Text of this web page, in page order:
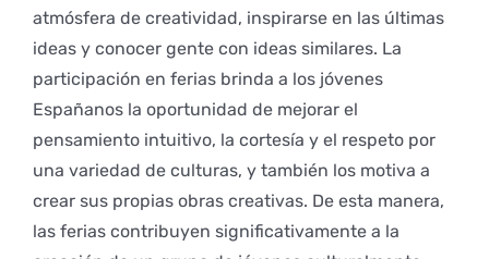
atmósfera de creatividad, inspirarse en las últimas
ideas y conocer gente con ideas similares. La
participación en ferias brinda a los jóvenes
Españanos la oportunidad de mejorar el
pensamiento intuitivo, la cortesía y el respeto por
una variedad de culturas, y también los motiva a
crear sus propias obras creativas. De esta manera,
las ferias contribuyen significativamente a la